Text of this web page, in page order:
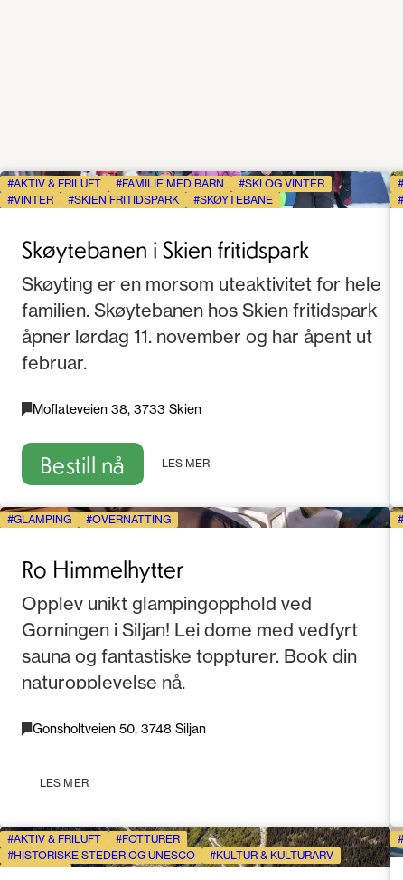
AKTIV & FRILUFT FAMILIE MED BARN
SKI OG VINTER
VINTER
SKIEN FRITIDSPARK SKØYTEBANE
Skøytebanen i Skien fritidspark
Skøyting er en morsom uteaktivitet for hele
familien. Skøytebanen hos Skien fritidspark
åpner lørdag 11. november og har åpent ut
februar.
Moflateveien 38, 3733 Skien
Bestill nå LES MER
GLAMPING OVERNATTING
Ro Himmelhytter
Opplev unikt glampingopphold ved
Gorningen i Siljan! Lei dome med vedfyrt
sauna og fantastiske toppturer. Book din
naturopplevelse nå.
Gonsholtveien 50, 3748 Siljan
LES MER
AKTIV & FRILUFT
FOTTURER
HISTORISKE STEDER OG UNESCO
KULTUR & KULTURARV
SOMMER